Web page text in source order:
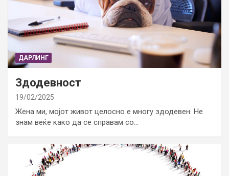
ДАРЛИНГ
Здодевност
19/02/2025
Жена ми, мојот живот целосно е многу здодевен. Не
знам веќе како да се справам со…